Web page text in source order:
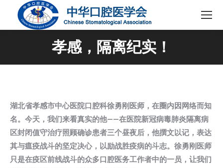
孝感，隔离纪实！
湖北省孝感市中心医院口腔科徐勇刚医师，在圈内因网络而知
名。今天，我们来看真实的他——在医院新冠病毒肺炎隔离病
区封闭值守治疗照顾确诊患者三个昼夜后，他撰文以记，表达
其与瘟疫战斗的坚定决心，以励战胜疫病的斗志。徐勇刚医师
只是在疫区前线战斗的众多口腔医务工作者中的一员，让我们